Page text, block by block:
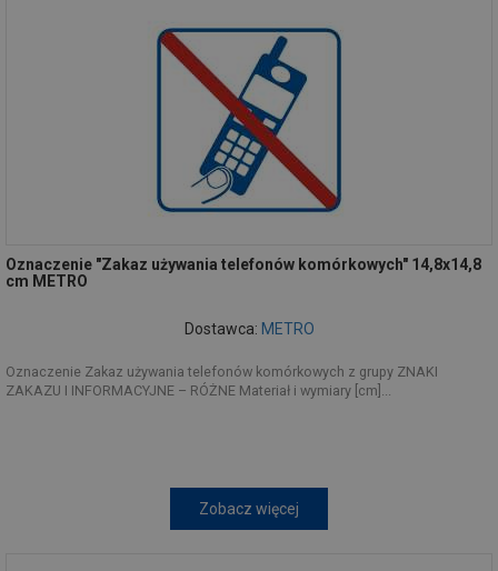
Oznaczenie "Zakaz używania telefonów komórkowych" 14,8x14,8
cm METRO
Dostawca: METRO
Oznaczenie Zakaz używania telefonów komórkowych z grupy ZNAKI
ZAKAZU I INFORMACYJNE – RÓŻNE Materiał i wymiary [cm]...
Zobacz więcej